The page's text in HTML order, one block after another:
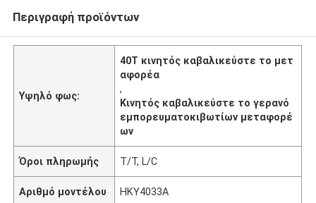
Περιγραφή προϊόντων
Υψηλό φως:
40T κινητός καβαλικεύστε το μετ
αφορέα
,
Κινητός καβαλικεύστε το γερανό
εμπορευματοκιβωτίων μεταφορέ
ων
Όροι πληρωμής T/T, L/C
Αριθμό μοντέλου HKY4033A